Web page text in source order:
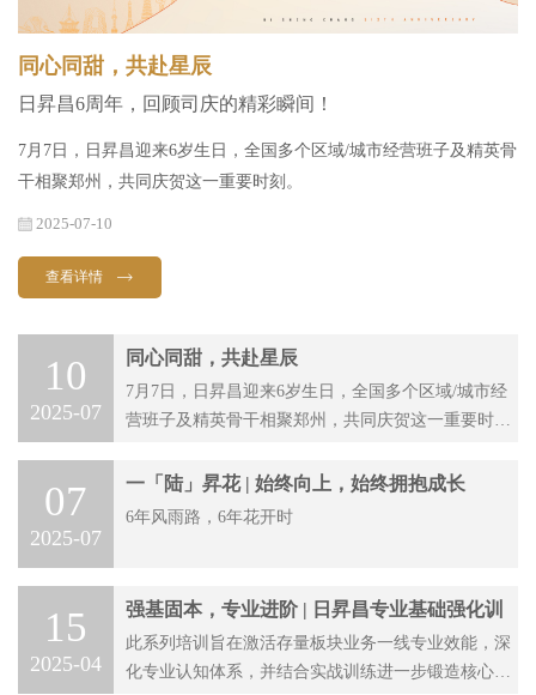
同心同甜，共赴星辰
日昇昌6周年，回顾司庆的精彩瞬间！
7月7日，日昇昌迎来6岁生日，全国多个区域/城市经营班子及精英骨
干相聚郑州，共同庆贺这一重要时刻。
2025-07-10
查看详情
10
2025-07
同心同甜，共赴星辰
7月7日，日昇昌迎来6岁生日，全国多个区域/城市经
营班子及精英骨干相聚郑州，共同庆贺这一重要时
07
2025-07
一「陆」昇花 | 始终向上，始终拥抱成长
6年风雨路，6年花开时
15
2025-04
强基固本，专业进阶 | 日昇昌专业基础强化训
此系列培训旨在激活存量板块业务一线专业效能，深
化专业认知体系，并结合实战训练进一步锻造核心竞